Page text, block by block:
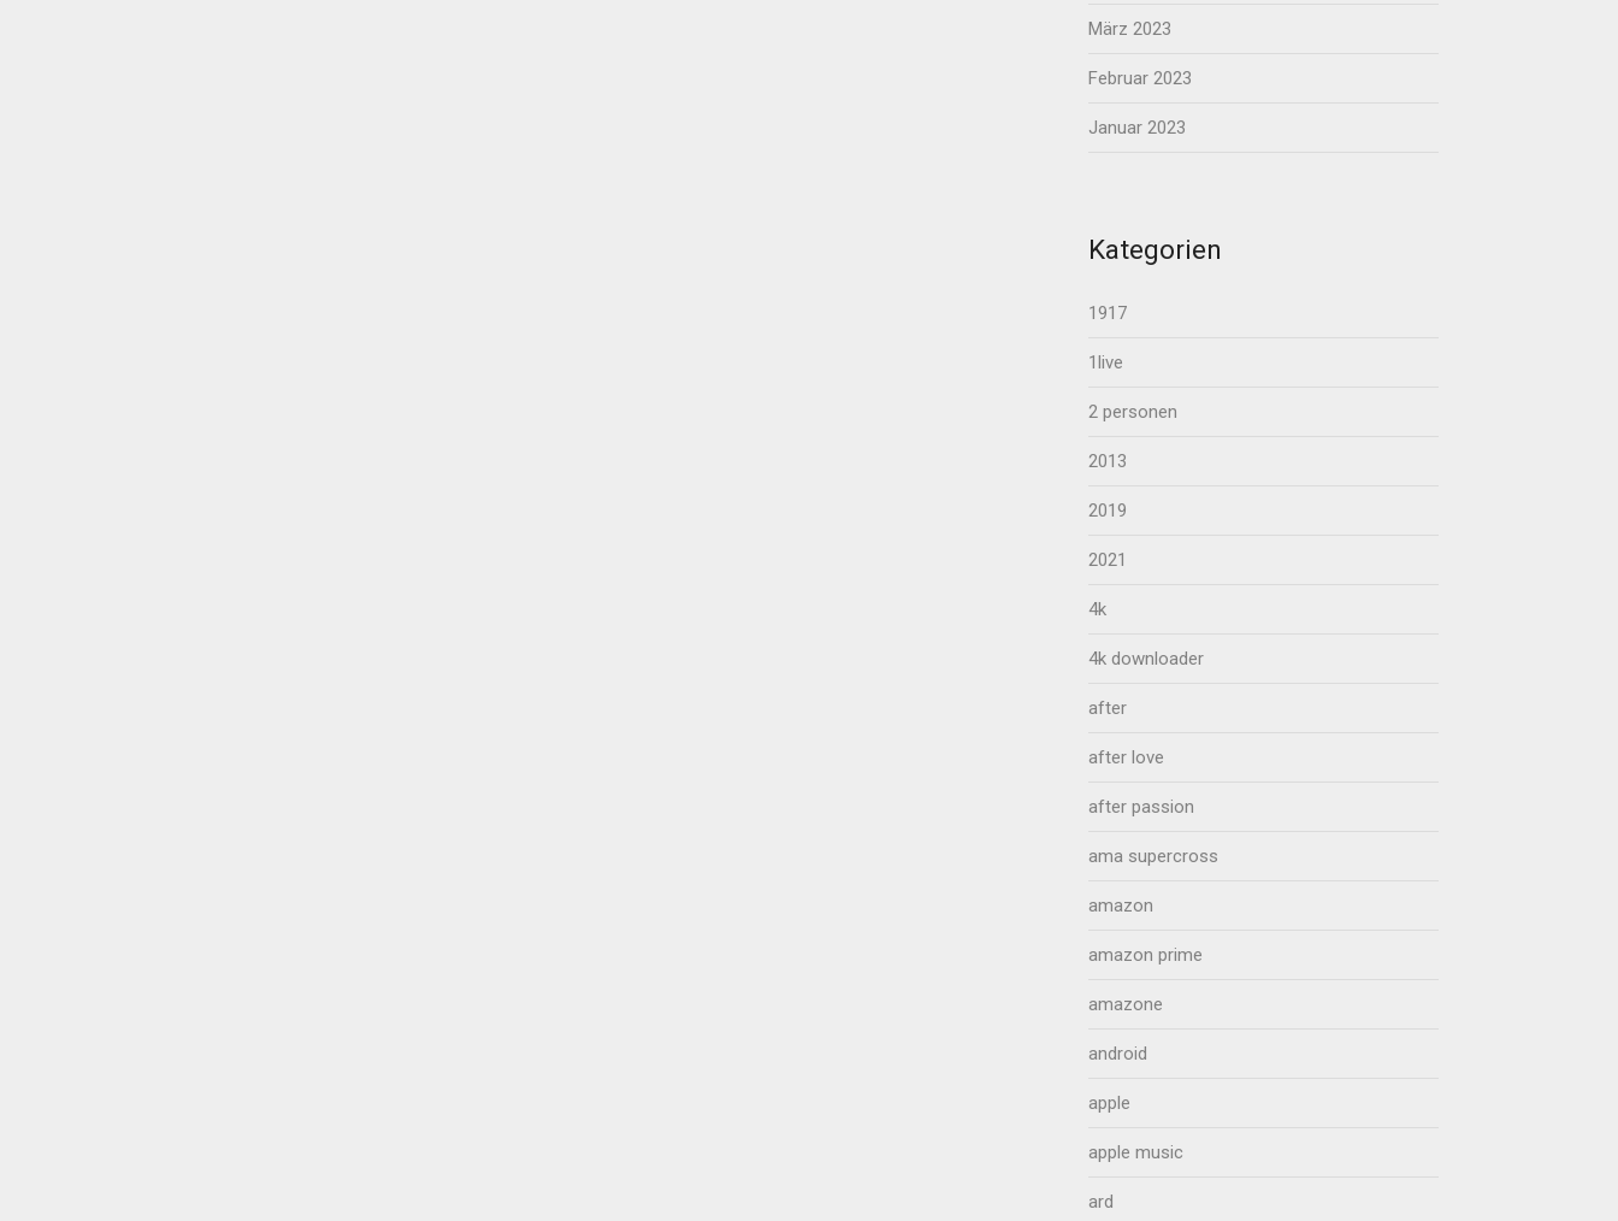
März 2023
Februar 2023
Januar 2023
Kategorien
1917
1live
2 personen
2013
2019
2021
4k
4k downloader
after
after love
after passion
ama supercross
amazon
amazon prime
amazone
android
apple
apple music
ard